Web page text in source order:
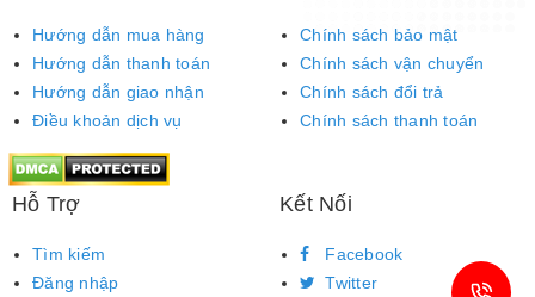
Hướng dẫn mua hàng
Hướng dẫn thanh toán
Hướng dẫn giao nhận
Điều khoản dịch vụ
Chính sách bảo mật
Chính sách vận chuyển
Chính sách đổi trả
Chính sách thanh toán
Hỗ Trợ
Tìm kiếm
Đăng nhập
Kết Nối
Facebook
Twitter